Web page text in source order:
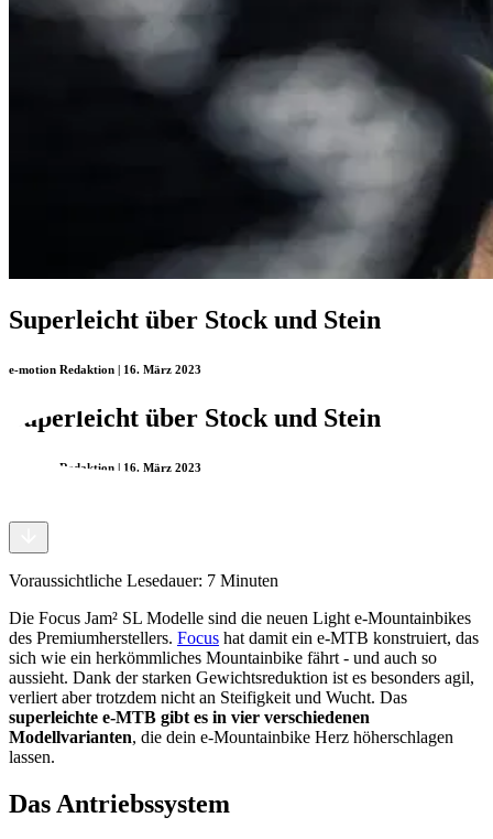
Superleicht über Stock und Stein
e-motion Redaktion | 16. März 2023
Superleicht über Stock und Stein
e-motion Redaktion | 16. März 2023
Voraussichtliche Lesedauer: 7 Minuten
Die Focus Jam² SL Modelle sind die neuen Light e-Mountainbikes
des Premiumherstellers. Focus hat damit ein e-MTB konstruiert, das
sich wie ein herkömmliches Mountainbike fährt - und auch so
aussieht. Dank der starken Gewichtsreduktion ist es besonders agil,
verliert aber trotzdem nicht an Steifigkeit und Wucht. Das
superleichte e-MTB gibt es in vier verschiedenen
Modellvarianten, die dein e-Mountainbike Herz höherschlagen
lassen.
Das Antriebssystem